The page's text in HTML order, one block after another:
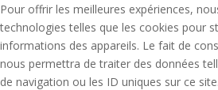
Pour offrir les meilleures expériences,
technologies telles que les cookies pour
informations des appareils. Le fait de
nous permettra de traiter des données
de navigation ou les ID uniques sur ce